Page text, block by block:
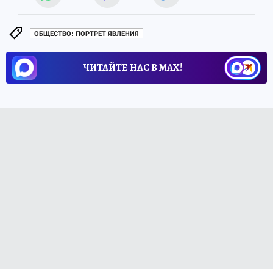
ОБЩЕСТВО: ПОРТРЕТ ЯВЛЕНИЯ
ЧИТАЙТЕ НАС В МАХ!